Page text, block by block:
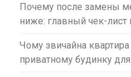
Почему после замены
ниже: главный чек-
Чому звичайна квартира
приватному будинку для